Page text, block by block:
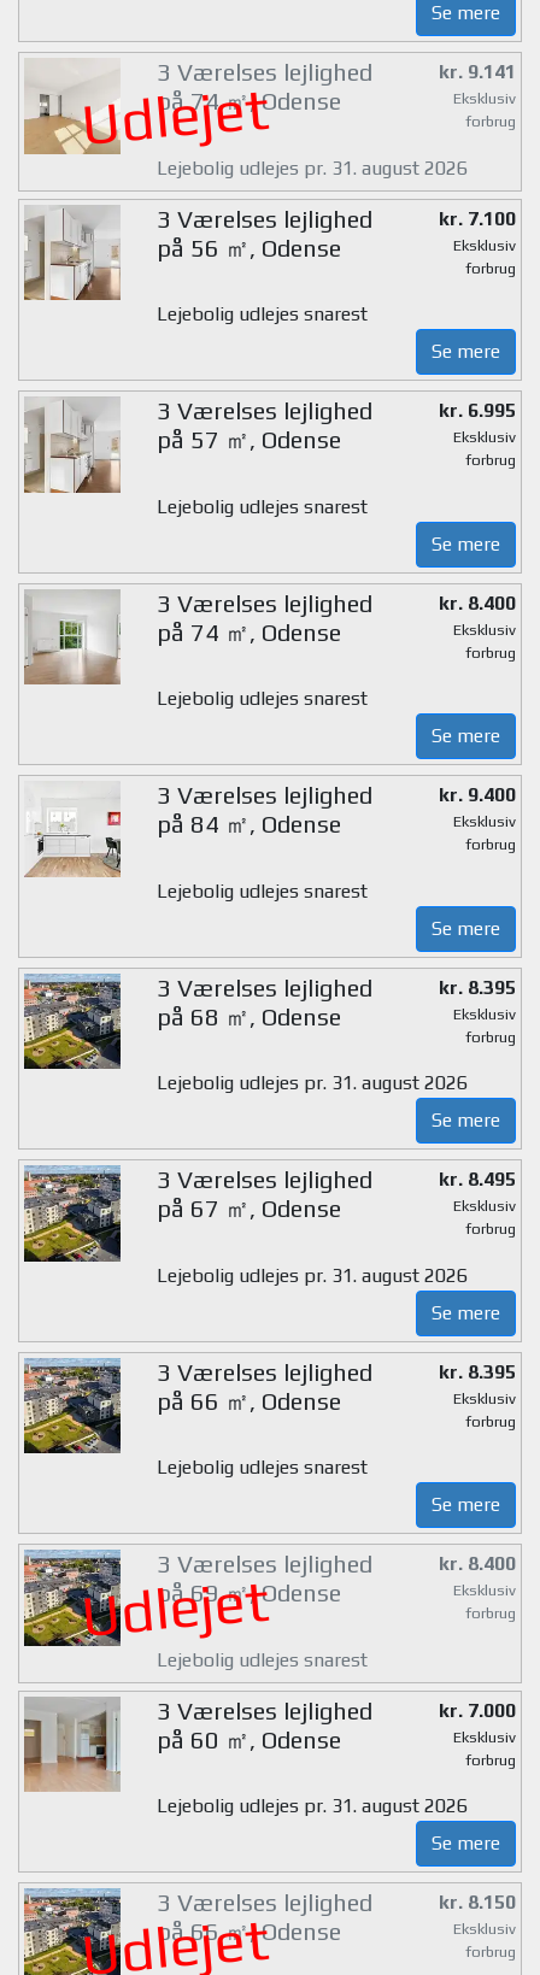
Se mere
Udlejet
3 Værelses lejlighed
på 74 ㎡, Odense
kr. 9.141
Eksklusiv
forbrug
Lejebolig udlejes pr. 31. august 2026
3 Værelses lejlighed
på 56 ㎡, Odense
kr. 7.100
Eksklusiv
forbrug
Lejebolig udlejes snarest
Se mere
3 Værelses lejlighed
på 57 ㎡, Odense
kr. 6.995
Eksklusiv
forbrug
Lejebolig udlejes snarest
Se mere
3 Værelses lejlighed
på 74 ㎡, Odense
kr. 8.400
Eksklusiv
forbrug
Lejebolig udlejes snarest
Se mere
3 Værelses lejlighed
på 84 ㎡, Odense
kr. 9.400
Eksklusiv
forbrug
Lejebolig udlejes snarest
Se mere
3 Værelses lejlighed
på 68 ㎡, Odense
kr. 8.395
Eksklusiv
forbrug
Lejebolig udlejes pr. 31. august 2026
Se mere
3 Værelses lejlighed
på 67 ㎡, Odense
kr. 8.495
Eksklusiv
forbrug
Lejebolig udlejes pr. 31. august 2026
Se mere
3 Værelses lejlighed
på 66 ㎡, Odense
kr. 8.395
Eksklusiv
forbrug
Lejebolig udlejes snarest
Se mere
Udlejet
3 Værelses lejlighed
på 69 ㎡, Odense
kr. 8.400
Eksklusiv
forbrug
Lejebolig udlejes snarest
3 Værelses lejlighed
på 60 ㎡, Odense
kr. 7.000
Eksklusiv
forbrug
Lejebolig udlejes pr. 31. august 2026
Se mere
Udlejet
3 Værelses lejlighed
på 66 ㎡, Odense
kr. 8.150
Eksklusiv
forbrug